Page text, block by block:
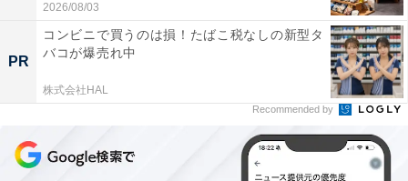
早朝から入れるのがうれしいです。朝一番の誰もい
ない時間帯に静かな浴室でゆっくりと温泉につかる
と、気持ちがすっきりして一日を気持ちよくスター
トできました。
2026/08/03
PR
コンビニで買うのは損！たばこ税なしの新型タ
バコが爆売れ中
株式会社HAL
Recommended by